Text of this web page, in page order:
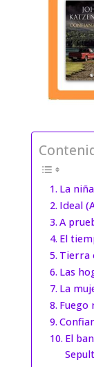
La
Ideal
A
El
Tierra
Las
La
Fuego
El